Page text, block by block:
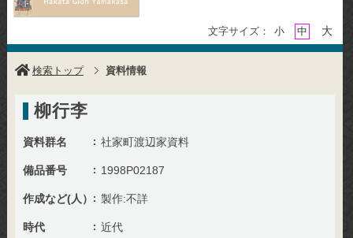
文字サイズ： 小 中 大
検索トップ 資料情報
柳行李
資料群名 社家町渡辺家資料
備品番号 1998P02187
作成など(人） 製作:不詳
時代 近代